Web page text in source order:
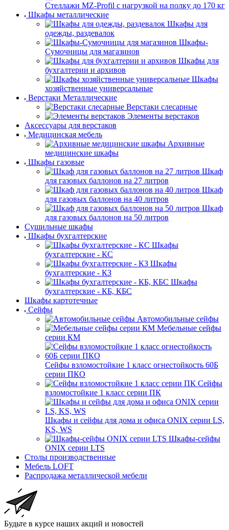
Стеллажи MZ-Profil с нагрузкой на полку до 170 кг
Шкафы металлические
Шкафы для
одежды, раздевалок
Шкафы-
Сумочницы для магазинов
Шкафы для
бухгалтерии и архивов
Шкафы
хозяйственные универсальные
Верстаки Металлические
Верстаки слесарные
Элементы верстаков
Аксессуары для верстаков
Медицинская мебель
Архивные
медицинские шкафы
Шкафы газовые
Шкаф
для газовых баллонов на 27 литров
Шкаф
для газовых баллонов на 40 литров
Шкаф
для газовых баллонов на 50 литров
Сушильные шкафы
Шкафы бухгалтерские
Шкафы
бухгалтерские - КС
Шкафы
бухгалтерские - КЗ
Шкафы
бухгалтерские - КБ, КБС
Шкафы картотечные
Сейфы
Автомобильные сейфы
Мебельные сейфы
серии КМ
Сейфы взломостойкие 1 класс огнестойкость 60Б
серии ПКО
Сейфы
взломостойкие 1 класс серии ПК
Шкафы и сейфы для дома и офиса ONIX серии LS,
KS, WS
Шкафы-сейфы
ONIX серии LTS
Столы производственные
Мебель LOFT
Распродажа металлической мебели
Будьте в курсе наших акций и новостей